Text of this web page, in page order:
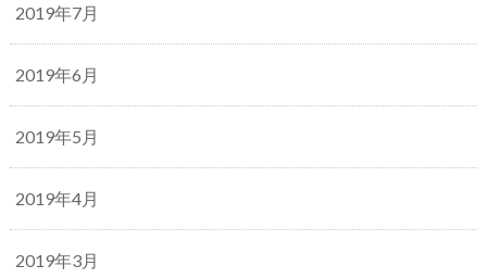
2019年7月
2019年6月
2019年5月
2019年4月
2019年3月